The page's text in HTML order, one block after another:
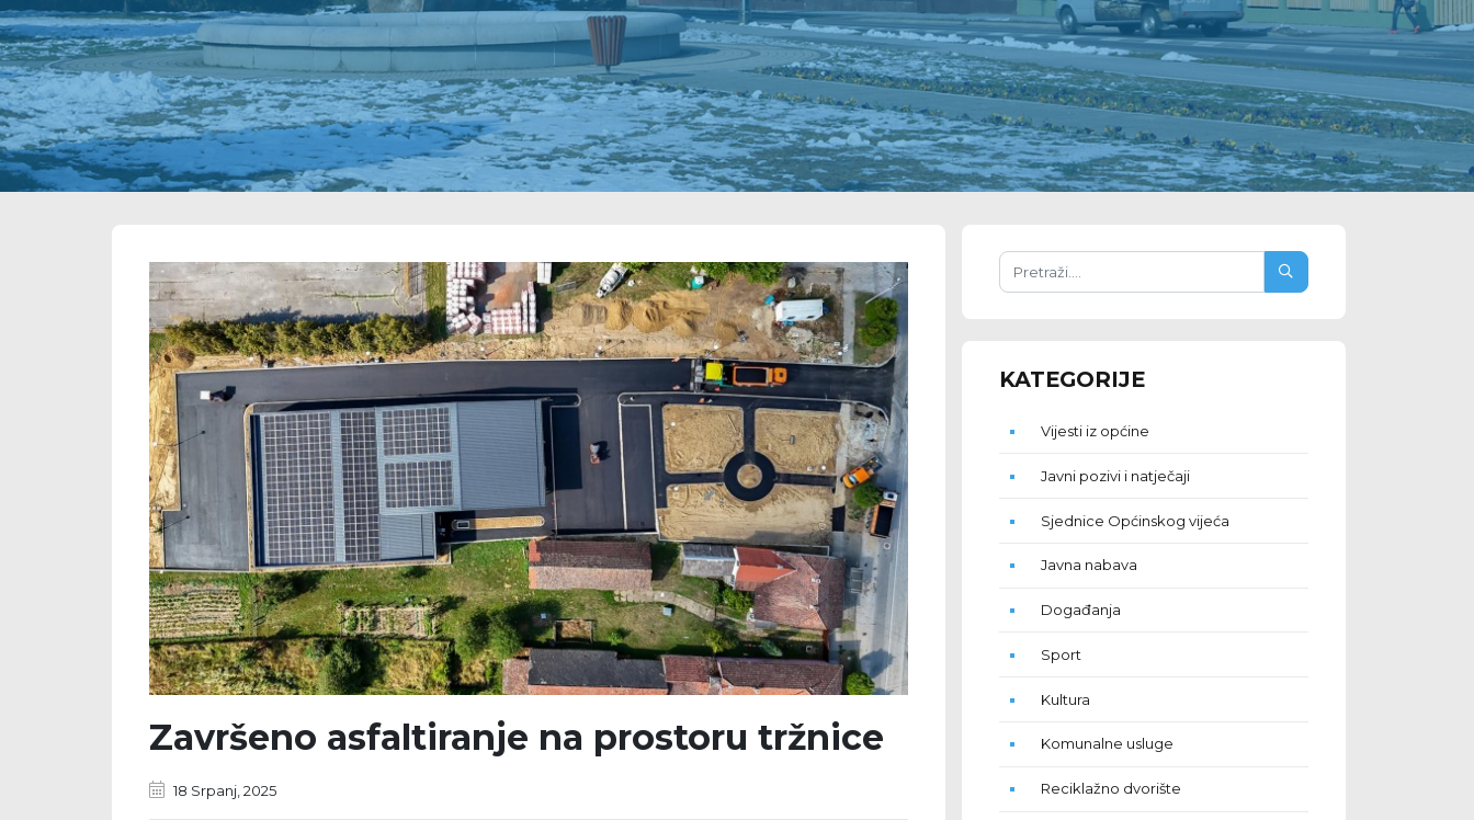
Završeno asfaltiranje na prostoru tržnice
18 Srpanj, 2025
KATEGORIJE
Vijesti iz općine
Javni pozivi i natječaji
Sjednice Općinskog vijeća
Javna nabava
Događanja
Sport
Kultura
Komunalne usluge
Reciklažno dvorište